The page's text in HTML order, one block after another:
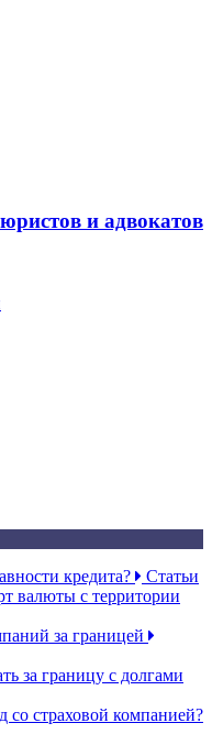
и адвокатов
кредита?
Статьи
валюты с территории
за границей
за границу с долгами
со страховой компанией?